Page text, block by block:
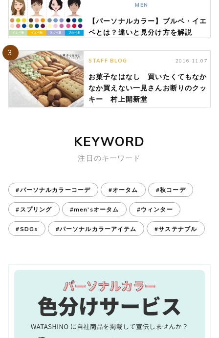
MEN
【パーソナルカラー】ブルベ・イエ
ベとは？違いと見分け方を解説
3
STAFF BLOG 2016.11.07
お菓子なはなし 買いたくてもなか
なか買えない一見さんお断りのクッ
キー 村上開新堂
KEYWORD
注目のキーワード
#パーソナルカラーコーデ #オータム #秋コーデ
#スプリング #men'sオータム #ウィンター
#SDGs #パーソナルカラーアイテム #サステナブル